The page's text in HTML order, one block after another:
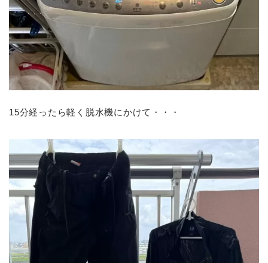
15分経ったら軽く脱水機にかけて・・・